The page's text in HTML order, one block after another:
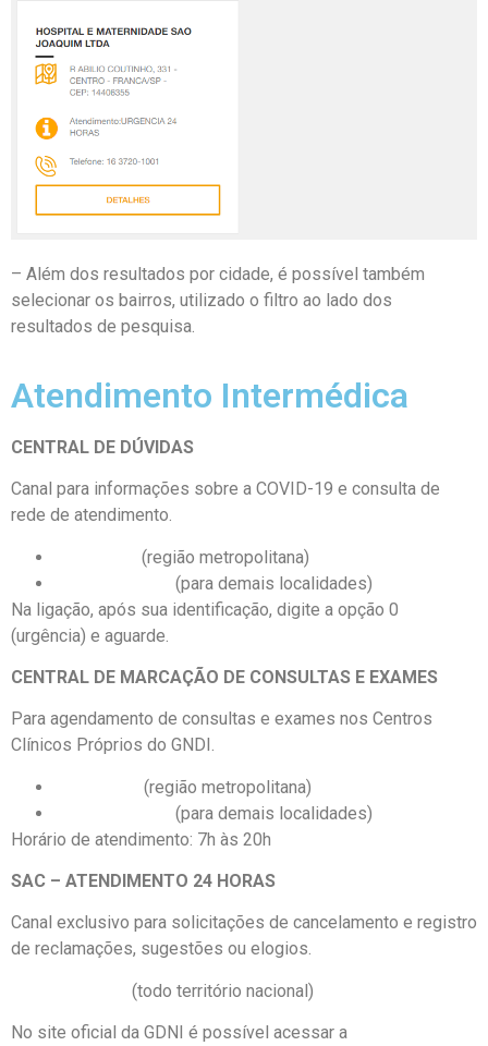
– Além dos resultados por cidade, é possível também
selecionar os bairros, utilizado o filtro ao lado dos
resultados de pesquisa.
Atendimento Intermédica
CENTRAL DE DÚVIDAS
Canal para informações sobre a COVID-19 e consulta de
rede de atendimento.
(região metropolitana)
(para demais localidades)
Na ligação, após sua identificação, digite a opção 0
(urgência) e aguarde.
CENTRAL DE MARCAÇÃO DE CONSULTAS E EXAMES
Para agendamento de consultas e exames nos Centros
Clínicos Próprios do GNDI.
(região metropolitana)
(para demais localidades)
Horário de atendimento: 7h às 20h
SAC – ATENDIMENTO 24 HORAS
Canal exclusivo para solicitações de cancelamento e registro
de reclamações, sugestões ou elogios.
(todo território nacional)
No site oficial da GDNI é possível acessar a